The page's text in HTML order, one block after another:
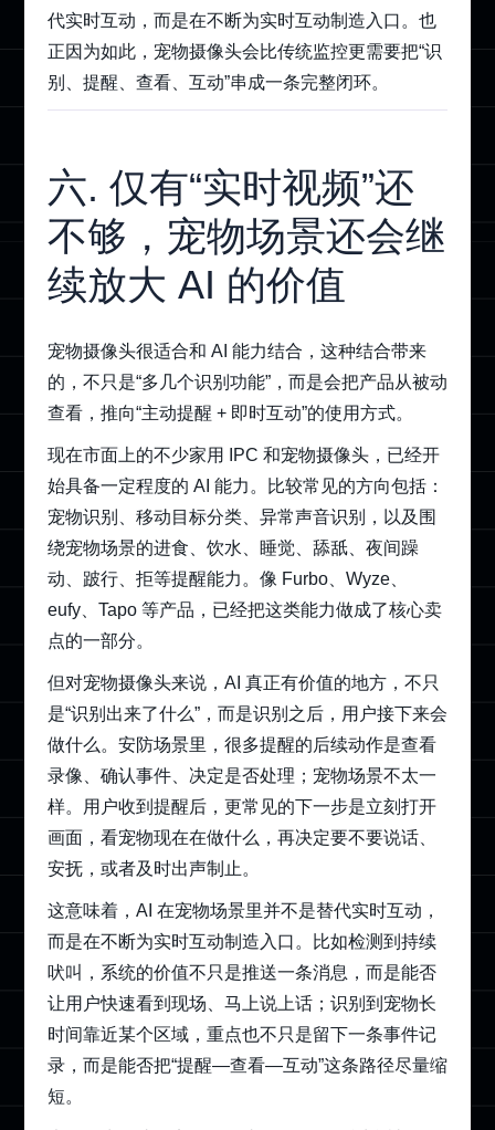
代实时互动，而是在不断为实时互动制造入口。也
正因为如此，宠物摄像头会比传统监控更需要把“识
别、提醒、查看、互动”串成一条完整闭环。
六. 仅有“实时视频”还
不够，宠物场景还会继
续放大 AI 的价值
宠物摄像头很适合和 AI 能力结合，这种结合带来
的，不只是“多几个识别功能”，而是会把产品从被动
查看，推向“主动提醒 + 即时互动”的使用方式。
现在市面上的不少家用 IPC 和宠物摄像头，已经开
始具备一定程度的 AI 能力。比较常见的方向包括：
宠物识别、移动目标分类、异常声音识别，以及围
绕宠物场景的进食、饮水、睡觉、舔舐、夜间躁
动、跛行、拒等提醒能力。像 Furbo、Wyze、
eufy、Tapo 等产品，已经把这类能力做成了核心卖
点的一部分。
但对宠物摄像头来说，AI 真正有价值的地方，不只
是“识别出来了什么”，而是识别之后，用户接下来会
做什么。安防场景里，很多提醒的后续动作是查看
录像、确认事件、决定是否处理；宠物场景不太一
样。用户收到提醒后，更常见的下一步是立刻打开
画面，看宠物现在在做什么，再决定要不要说话、
安抚，或者及时出声制止。
这意味着，AI 在宠物场景里并不是替代实时互动，
而是在不断为实时互动制造入口。比如检测到持续
吠叫，系统的价值不只是推送一条消息，而是能否
让用户快速看到现场、马上说上话；识别到宠物长
时间靠近某个区域，重点也不只是留下一条事件记
录，而是能否把“提醒—查看—互动”这条路径尽量缩
短。